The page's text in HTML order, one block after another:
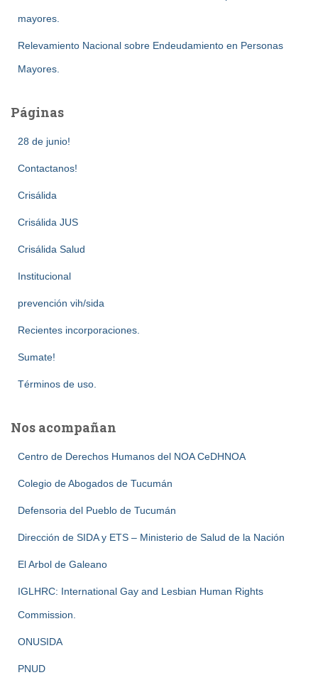
mayores.
Relevamiento Nacional sobre Endeudamiento en Personas
Mayores.
Páginas
28 de junio!
Contactanos!
Crisálida
Crisálida JUS
Crisálida Salud
Institucional
prevención vih/sida
Recientes incorporaciones.
Sumate!
Términos de uso.
Nos acompañan
Centro de Derechos Humanos del NOA CeDHNOA
Colegio de Abogados de Tucumán
Defensoria del Pueblo de Tucumán
Dirección de SIDA y ETS – Ministerio de Salud de la Nación
El Arbol de Galeano
IGLHRC: International Gay and Lesbian Human Rights
Commission.
ONUSIDA
PNUD